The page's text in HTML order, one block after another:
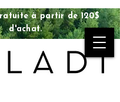
à partir de 120$
d'achat.